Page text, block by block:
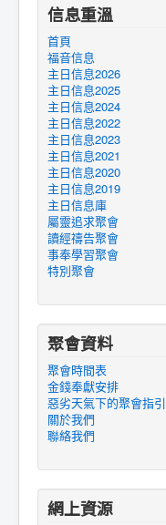
信息重溫
首頁
福音信息
主日信息2026
主日信息2025
主日信息2024
主日信息2022
主日信息2023
主日信息2021
主日信息2020
主日信息2019
主日信息庫
屬靈追求聚會
讀經禱告聚會
事奉學習聚會
特別聚會
聚會資料
聚會時間表
金錢奉獻安排
惡劣天氣下的聚會指引
關於我們
聯絡我們
網上資源